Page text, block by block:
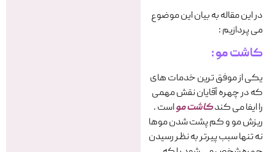
در این مقاله به بیان این موضوع
می پردازیم :
کاشت مو:
یکی از موفق ترین خدمات های
که در چهره آقایان نقش مهمی
را ایفا می کندکاشت مواست .
ریزش مو و کم پشت شدن موها
نه تنها سبب پیرتر به نظر رسیدن